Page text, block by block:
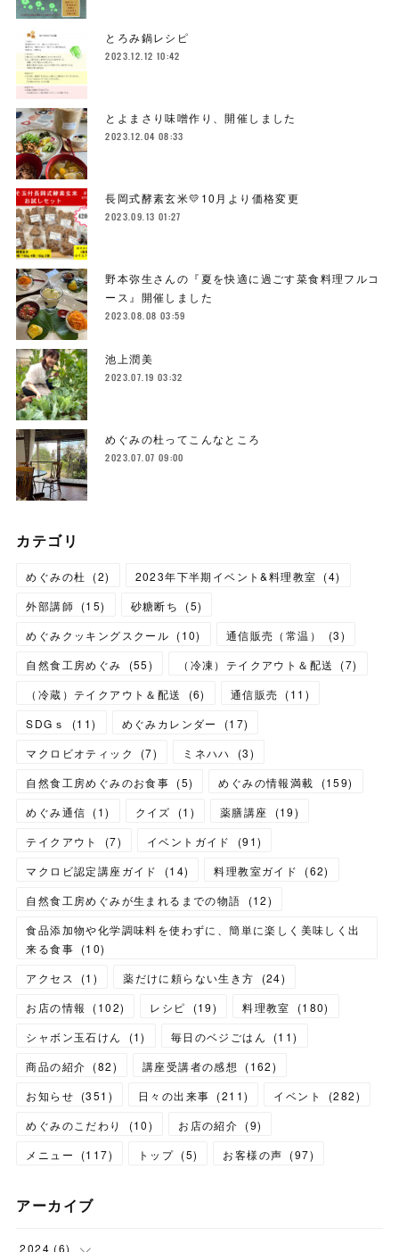
とろみ鍋レシピ
2023.12.12 10:42
とよまさり味噌作り、開催しました
2023.12.04 08:33
長岡式酵素玄米💛10月より価格変更
2023.09.13 01:27
野本弥生さんの『夏を快適に過ごす菜食料理フルコ
ース』開催しました
2023.08.08 03:59
池上潤美
2023.07.19 03:32
めぐみの杜ってこんなところ
2023.07.07 09:00
カテゴリ
めぐみの杜 (2) 2023年下半期イベント&料理教室 (4)
外部講師 (15) 砂糖断ち (5)
めぐみクッキングスクール (10) 通信販売（常温） (3)
自然食工房めぐみ
(55) （冷凍）テイクアウト＆配送 (7)
（冷蔵）テイクアウト＆配送
(6) 通信販売 (11 )
SDGｓ
(11) めぐみカレンダー (17)
マクロビオティック
(7) ミネハハ (3)
自然食工房めぐみのお食事 (5) めぐみの情報満載 (159)
めぐみ通信 (1) クイズ (1 ) 薬膳講座 (19)
テイクアウト
(7) イベントガイド (91)
マクロビ認定講座ガイド
(14) 料理教室ガイド (62)
自然食工房めぐみが生まれるまでの物語
(12)
食品添加物や化学調味料を使わずに、簡単に楽しく美味しく出
来る食事 (10)
アクセス
(1 ) 薬だけに頼らない生き方 (24)
お店の情報
(102) レシピ (19) 料理教室 (180)
シャボン玉石けん
(1) 毎日のベジごはん (11)
商品の紹介 (82) 講座受講者の感想 (162)
お知らせ (351 ) 日々の出来事 (211) イベント (282)
めぐみのこだわり
(10) お店の紹介 (9)
メニュー
(117) トップ (5) お客様の声 (97)
アーカイブ
2024 (6)